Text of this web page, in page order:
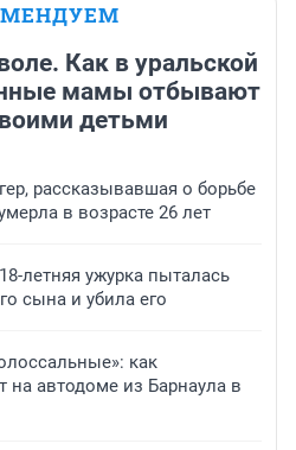
Как в уральской
мамы отбывают
детьми
рассказывавшая о борьбе
в возрасте 26 лет
летняя ужурка пыталась
сына и убила его
как
на автодоме из Барнаула в